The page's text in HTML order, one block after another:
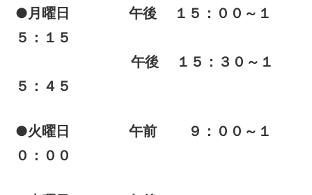
●月曜日 午後 １５：００～１
５：１５
午後 １５：３０～１
５：４５
●火曜日 午前 ９：００～１
０：００